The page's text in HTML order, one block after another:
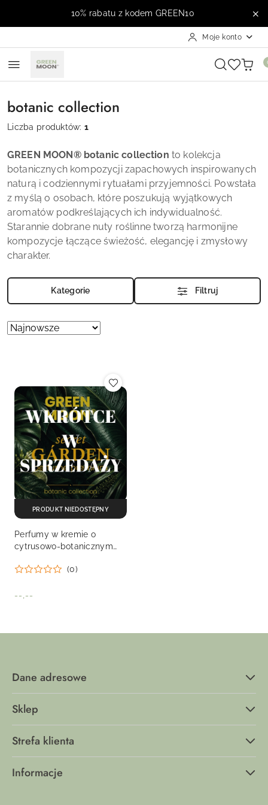
Przejdź do treści głównej
Przejdź do wyszukiwarki
Przejdź do moje konto
Przejdź do menu głównego
Przejdź do stopki10% rabatu z kodem GREEN10
Moje konto
botanic collection
Liczba produktów:1
GREEN MOON® botanic collection to kolekcja
botanicznych kompozycji zapachowych inspirowanych
naturą i codziennymi rytuałami przyjemności. Powstała
z myślą o osobach, które poszukują wyjątkowych
aromatów podkreślających ich indywidualność.
Starannie dobrane nuty roślinne tworzą harmonijne
kompozycje łączące świeżość, elegancję i zmysłowy
charakter.
Kategorie Filtruj
Zastosowano
Sortuj
Perfumy w kremie o
cytrusowo-botanicznym
perfume premium
(0)
Cena:
--,--
PRODUKT NIEDOSTĘPNY
Dane adresowe
Sklep
Strefa klienta
Informacje